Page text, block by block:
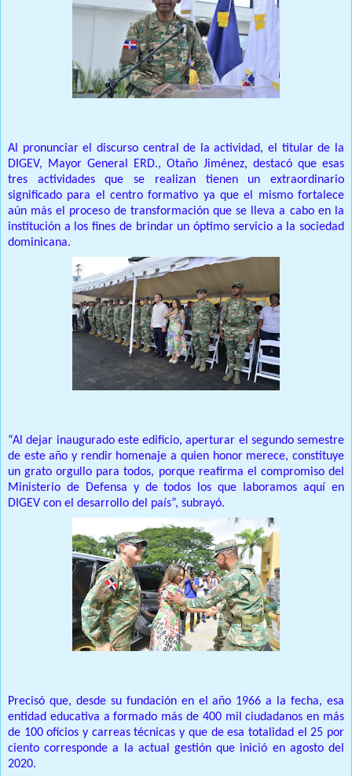
Al pronunciar el discurso central de la actividad, el titular de la
DIGEV, Mayor General ERD., Otaño Jiménez, destacó que esas
tres actividades que se realizan tienen un extraordinario
significado para el centro formativo ya que el mismo fortalece
aún más el proceso de transformación que se lleva a cabo en la
institución a los fines de brindar un óptimo servicio a la sociedad
dominicana.
“Al dejar inaugurado este edificio, aperturar el segundo semestre
de este año y rendir homenaje a quien honor merece, constituye
un grato orgullo para todos, porque reafirma el compromiso del
Ministerio de Defensa y de todos los que laboramos aquí en
DIGEV con el desarrollo del país”, subrayó.
Precisó que, desde su fundación en el año 1966 a la fecha, esa
entidad educativa a formado más de 400 mil ciudadanos en más
de 100 oficios y carreas técnicas y que de esa totalidad el 25 por
ciento corresponde a la actual gestión que inició en agosto del
2020.